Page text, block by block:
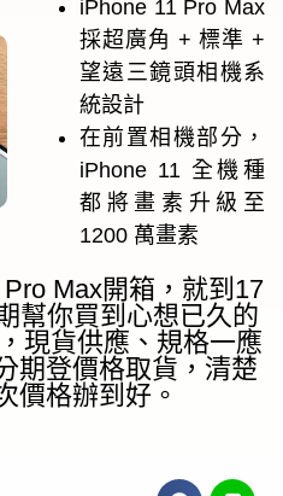
iPhone 11 Pro Max
採超廣角 + 標準 +
望遠三鏡頭相機系
統設計
在前置相機部分，
iPhone 11 全機種
都將畫素升級至
1200 萬畫素
Max開箱，就到17
幫你買到心想已久的
現貨供應、規格一應
期登價格取貨，清楚
價格辦到好。